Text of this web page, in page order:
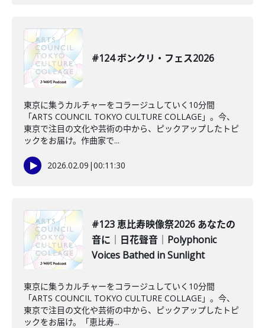
#124 ボンクリ・フェス2026
東京に集うカルチャーをコラージュしていく10分間
「ARTS COUNCIL TOKYO CULTURE COLLAGE」。今、
東京で注目の文化や芸術の中から、ピックアップしたトピ
ックをお届け。作曲家で...
2026.02.09 |00:11:30
#123 恵比寿映像祭2026 あなたの
音に｜日花聲音｜Polyphonic
Voices Bathed in Sunlight
東京に集うカルチャーをコラージュしていく10分間
「ARTS COUNCIL TOKYO CULTURE COLLAGE」。今、
東京で注目の文化や芸術の中から、ピックアップしたトピ
ックをお届け。「恵比寿...